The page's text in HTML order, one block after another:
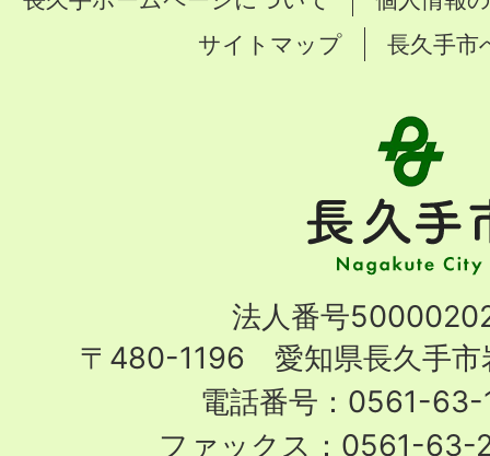
サイトマップ
長久手市
手
市
City
法人番号
〒480-1196 愛知県長久手市
電話番号：0561-63-
ファックス：0561-63-